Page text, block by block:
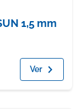
1,5 mm
Ver